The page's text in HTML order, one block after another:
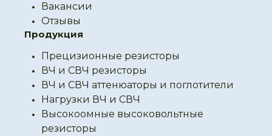
Вакансии
Отзывы
Продукция
Прецизионные резисторы
ВЧ и СВЧ резисторы
ВЧ и СВЧ аттенюаторы и поглотители
Нагрузки ВЧ и СВЧ
Высокоомные высоковольтные
резисторы